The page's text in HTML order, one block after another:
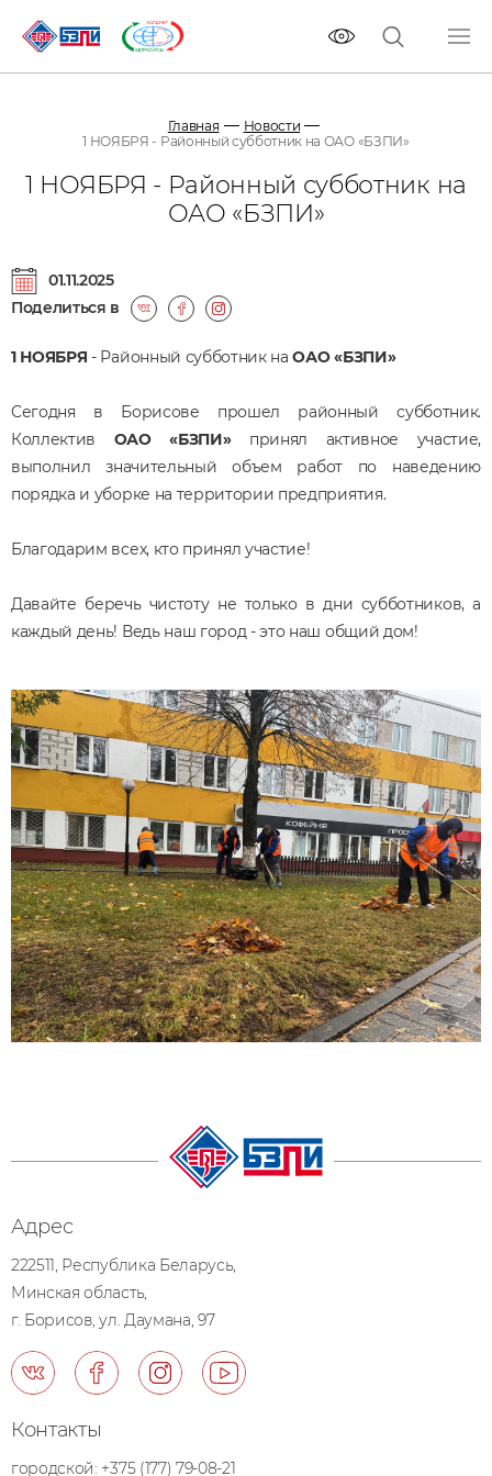
Главная
Новости
1 НОЯБРЯ - Районный субботник на ОАО «БЗПИ»
1 НОЯБРЯ - Районный субботник на
ОАО «БЗПИ»
01.11.2025
Поделиться в
1 НОЯБРЯ- Районный субботник на ОАО «БЗПИ»
Сегодня в Борисове прошел районный субботник.
Коллектив ОАО «БЗПИ»принял активное участие,
выполнил значительный объем работ по наведению
порядка и уборке на территории предприятия.
Благодарим всех, кто принял участие!
Давайте беречь чистоту не только в дни субботников, а
каждый день! Ведь наш город - это наш общий дом!
Адрес
222511, Республика Беларусь,
Минская область,
г. Борисов, ул. Даумана, 97
Контакты
городской: +375 (177) 79-08-21